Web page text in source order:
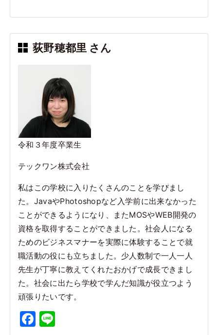
c
e
b
o
k
e
荻野穂都里 さん
令和３年度卒業生
テックワン株式会社
私はこの学校に入りたくさんのことを学びまし
た。JavaやPhotoshopなど入学前に出来なかった
ことができるようになり、またMOSやWEB開発の
資格を取得することができました。社会人になる
ためのビジネスマナーを実際に体験することで就
職活動の役にも立ちました。少人数制で一人一人
先生が丁寧に教えてくれたおかげで成長できまし
た。社会に出たら学校で学んだ知識が役立つよう
頑張りたいです。
F